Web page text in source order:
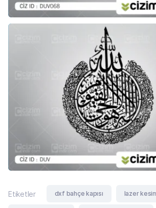
Etiketler dxf bahçe kapısı lazer